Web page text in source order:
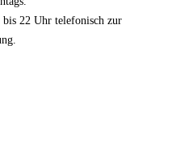
22 Uhr telefonisch zur